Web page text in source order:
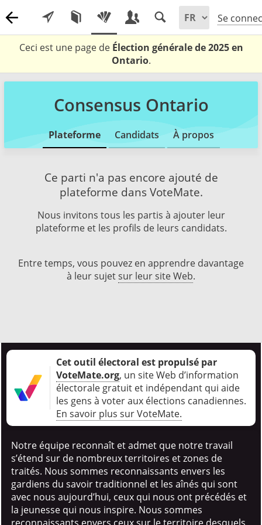
Se
Ceci est une page de Élection générale de 2025 en
Ontario.
Consensus Ontario
Plateforme Candidats À propos
Ce parti n'a pas encore ajouté de
plateforme dans VoteMate.
Nous invitons tous les partis à ajouter leur
plateforme et les profils de leurs candidats.
Entre temps, vous pouvez en apprendre davantage
à leur sujetsur leur site Web.
Cet outil électoral est propulsé par
VoteMate.org, un site Web d’information
électorale gratuit et indépendant qui aide
les gens à voter aux élections canadiennes.
En savoir plus sur VoteMate.
Notre équipe reconnaît et admet que notre travail
s’étend sur de nombreux territoires et zones de
traités. Nous sommes reconnaissants envers les
gardiens du savoir traditionnel et les aînés qui sont
avec nous aujourd’hui, ceux qui nous ont précédés et
la jeunesse qui nous inspire. Nous sommes